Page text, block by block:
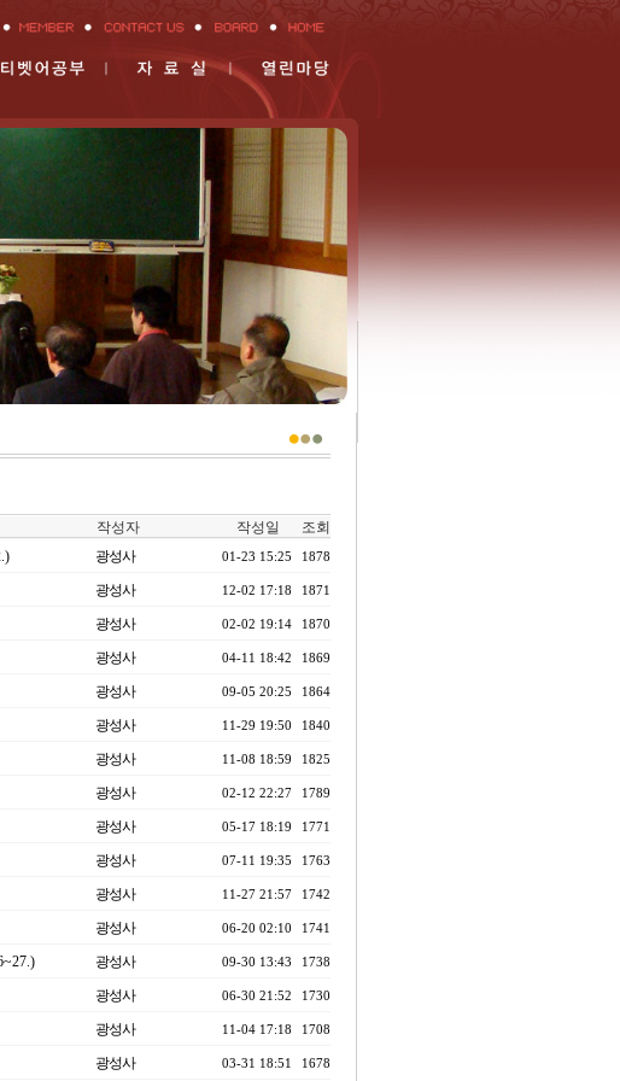
작성자 작성일 조회
광성사 01-23 15:25 1878
광성사 12-02 17:18 1871
광성사 02-02 19:14 1870
광성사 04-11 18:42 1869
광성사 09-05 20:25 1864
광성사 11-29 19:50 1840
광성사 11-08 18:59 1825
광성사 02-12 22:27 1789
광성사 05-17 18:19 1771
광성사 07-11 19:35 1763
광성사 11-27 21:57 1742
광성사 06-20 02:10 1741
광성사 09-30 13:43 1738
광성사 06-30 21:52 1730
광성사 11-04 17:18 1708
광성사 03-31 18:51 1678